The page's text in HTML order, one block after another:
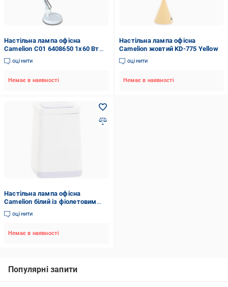
Настільна лампа офісна
Camelion C01 6408650 1x60 Вт
E27 білий KD-313
оцінити
Немає в наявності
Настільна лампа офісна
Camelion жовтий KD-775 Yellow
оцінити
Немає в наявності
Настільна лампа офісна
Camelion білий із фіолетовим
KD-777 White/Violet
оцінити
Немає в наявності
Популярні запити